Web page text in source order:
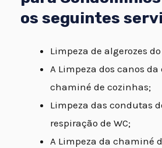
os seguintes
Limpeza de algerozes
A Limpeza dos canos
chaminé de cozinhas;
Limpeza das condutas
respiração de WC;
A Limpeza da chaminé